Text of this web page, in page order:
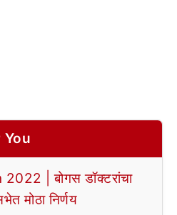
| बोगस डॉक्टरांचा
मोठा निर्णय